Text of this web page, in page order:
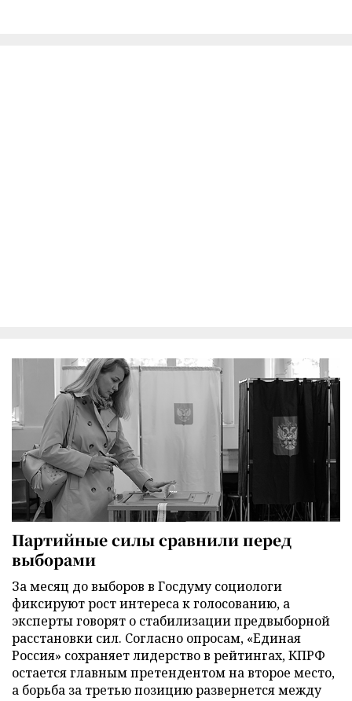
Партийные силы сравнили перед
выборами
За месяц до выборов в Госдуму социологи
фиксируют рост интереса к голосованию, а
эксперты говорят о стабилизации предвыборной
расстановки сил. Согласно опросам, «Единая
Россия» сохраняет лидерство в рейтингах, КПРФ
остается главным претендентом на второе место,
а борьба за третью позицию развернется между